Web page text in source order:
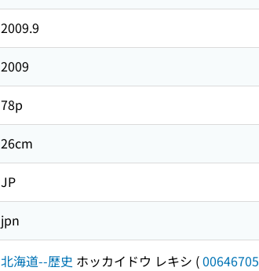
2009.9
2009
78p
26cm
JP
jpn
北海道--歴史 ホッカイドウ レキシ (00646705